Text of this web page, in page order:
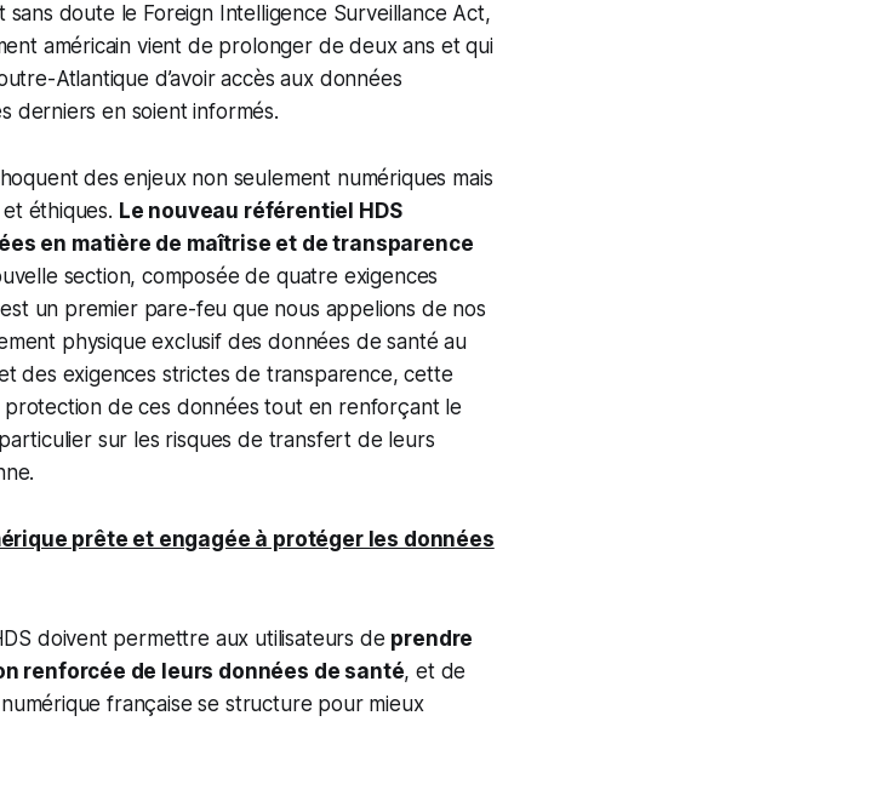
sans doute le Foreign Intelligence Surveillance Act,
américain vient de prolonger de deux ans et qui
Atlantique d’avoir accès aux données
derniers en soient informés.
des enjeux non seulement numériques mais
éthiques. Le nouveau référentiel HDS
en matière de maîtrise et de transparence
section, composée de quatre exigences
un premier pare-feu que nous appelions de nos
physique exclusif des données de santé au
des exigences strictes de transparence, cette
de ces données tout en renforçant le
sur les risques de transfert de leurs
prête et engagée à protéger les données
doivent permettre aux utilisateurs de prendre
renforcée de leurs données de santé, et de
française se structure pour mieux